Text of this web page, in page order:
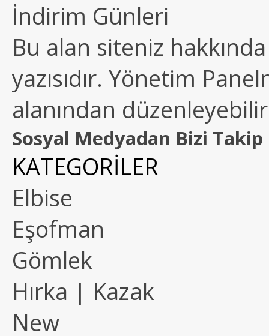
İndirim Günleri
Bu alan siteniz
yazısıdır. Yönetim
alanından
Sosyal Medyadan Bizi Takip
KATEGORİLER
Elbise
Eşofman
Gömlek
Hırka | Kazak
New